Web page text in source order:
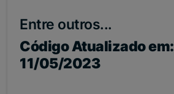
Entre outros...
Código Atualizado em:
11/05/2023